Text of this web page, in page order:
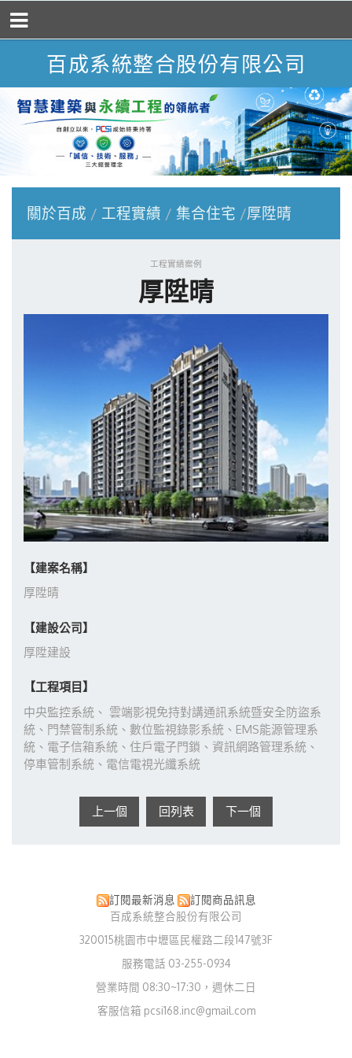
百成系統整合股份有限公司
關於百成 工程實績 集合住宅 厚陞晴
工程實績案例
厚陞晴
【建案名稱】
厚陞晴
【建設公司】
厚陞建設
【工程項目】
中央監控系統、 雲端影視免持對講通訊系統暨安全防盜系
統、門禁管制系統、數位監視錄影系統、EMS能源管理系
統、電子信箱系統、住戶電子門鎖、資訊網路管理系統、
停車管制系統、電信電視光纖系統
上一個 回列表 下一個
訂閱最新消息
訂閱商品訊息
百成系統整合股份有限公司
320015桃園市中壢區民權路二段147號3F
服務電話 03-255-0934
營業時間 08:30~17:30，週休二日
客服信箱 pcsi168.inc@gmail.com